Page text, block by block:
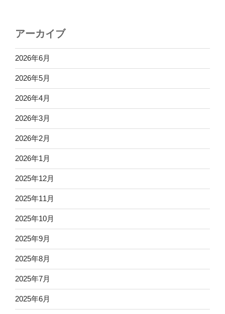
アーカイブ
2026年6月
2026年5月
2026年4月
2026年3月
2026年2月
2026年1月
2025年12月
2025年11月
2025年10月
2025年9月
2025年8月
2025年7月
2025年6月